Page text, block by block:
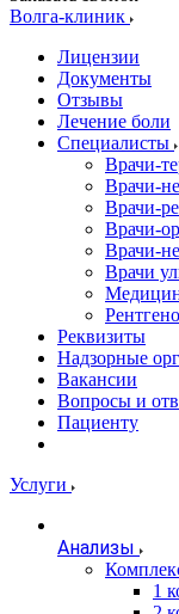
Волга-клиник
Лицензии
Документы
Отзывы
Лечение боли
Специалисты
Врачи-
Врачи-
Врачи-
Врачи-
Врачи-
Врачи
Реквизиты
Надзорные
Вакансии
Вопросы и
Пациенту
Услуги
Анализы
1